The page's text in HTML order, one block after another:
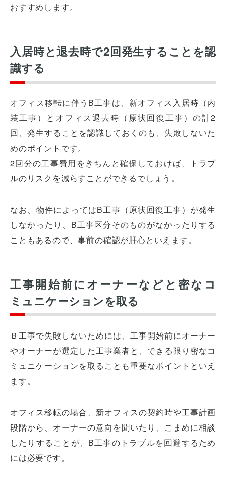
おすすめします。
入居時と退去時で2回発生することを認
識する
オフィス移転に伴うB工事は、新オフィス入居時（内
装工事）とオフィス退去時（原状回復工事）の計2
回、発生することを認識しておくのも、失敗しないた
めのポイントです。
2回分の工事費用をきちんと確保しておけば、トラブ
ルのリスクを減らすことができるでしょう。
なお、物件によってはB工事（原状回復工事）が発生
しなかったり、B工事区分そのものがなかったりする
こともあるので、事前の確認が肝心といえます。
工事開始前にオーナーなどと密なコ
ミュニケーションを取る
Ｂ工事で失敗しないためには、工事開始前にオーナー
やオーナーが選定した工事業者と、できる限り密なコ
ミュニケーションを取ることも重要なポイントといえ
ます。
オフィス移転の場合、新オフィスの契約時や工事計画
段階から、オーナーの意向を聞いたり、こまめに相談
したりすることが、B工事のトラブルを回避するため
には必要です。